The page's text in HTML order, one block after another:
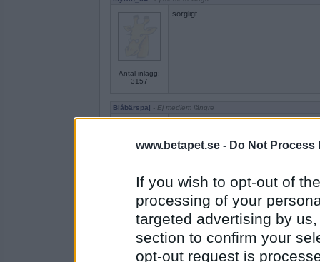
www.betapet.se - Do Not Process
If you wish to opt-out of
processing of your
targeted advertising by
section to confirm your
opt-out request is
Antal inlägg:
3157
sorgligt
Blåbärspaj - Ej medlem längre
Antal inlägg: 149
tårar
diplopopi
lök